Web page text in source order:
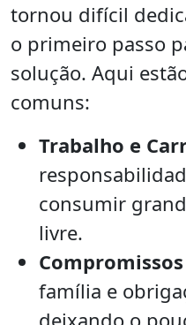
tornou difícil
o primeiro passo
solução. Aqui
comuns:
Trabalho e
consumir
livre.
família e